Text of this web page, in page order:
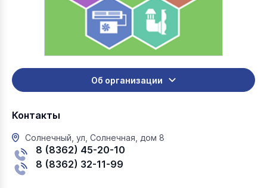
Об организации
Контакты
Солнечный, ул, Солнечная, дом 8
8 (8362) 45-20-10
8 (8362) 32-11-99